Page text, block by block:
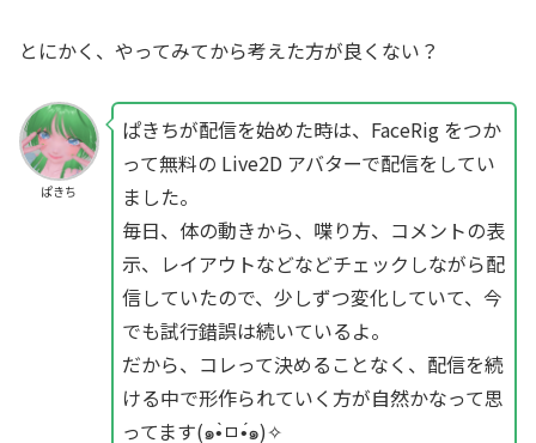
とにかく、やってみてから考えた方が良くない？
ぱきち
ぱきちが配信を始めた時は、FaceRig をつか
って無料の Live2D アバターで配信をしてい
ました。
毎日、体の動きから、喋り方、コメントの表
示、レイアウトなどなどチェックしながら配
信していたので、少しずつ変化していて、今
でも試行錯誤は続いているよ。
だから、コレって決めることなく、配信を続
ける中で形作られていく方が自然かなって思
ってます(๑•̀ㅁ•́๑)✧